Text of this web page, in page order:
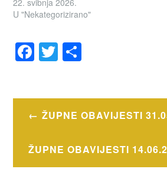
U "Nekategorizirano"
F
a
e
b
o
o
T
wi
er e
Navigacija
ŽUPNE OBAVIJESTI
ŽUPNE OBAVIJESTI